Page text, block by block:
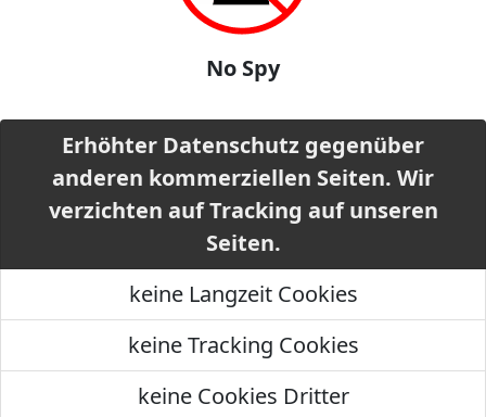
No Spy
Erhöhter Datenschutz gegenüber
anderen kommerziellen Seiten. Wir
verzichten auf Tracking auf unseren
Seiten.
keine Langzeit Cookies
keine Tracking Cookies
keine Cookies Dritter